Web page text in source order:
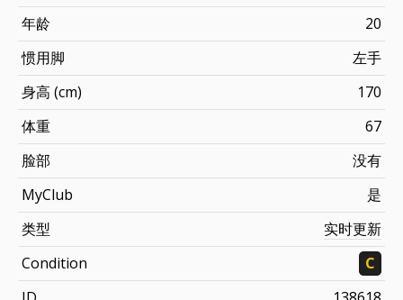
年龄
20
惯用脚
左手
身高 (cm)
170
体重
67
脸部
没有
MyClub
是
类型
实时更新
Condition
C